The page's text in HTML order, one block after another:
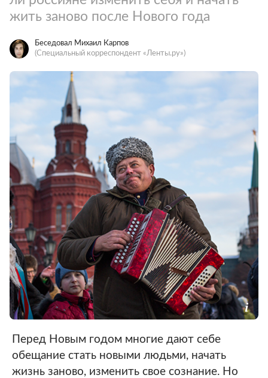
жить заново после Нового года
Беседовал Михаил Карпов
(Специальный корреспондент «Ленты.ру»)
Перед Новым годом многие дают себе
обещание стать новыми людьми, начать
жизнь заново, изменить свое сознание. Но